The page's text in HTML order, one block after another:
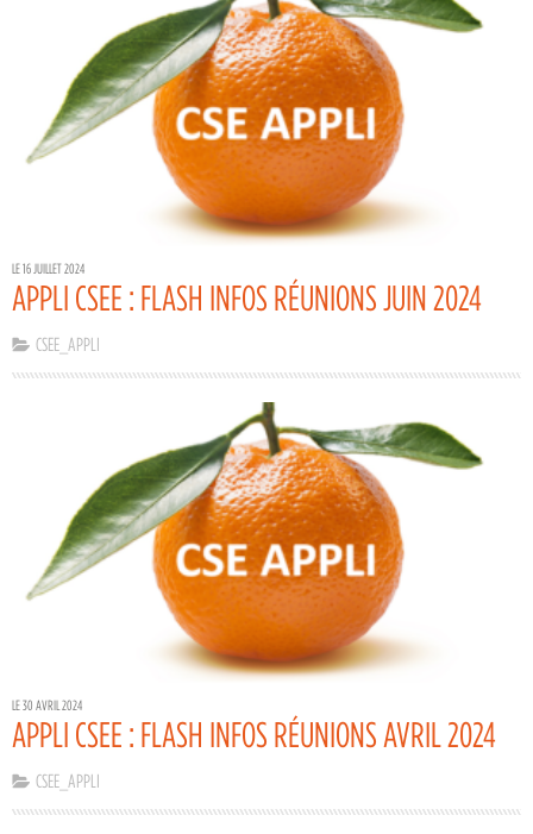
LE 16 JUILLET 2024
APPLI CSEE : FLASH INFOS RÉUNIONS JUIN 2024
CSEE_APPLI
LE 30 AVRIL 2024
APPLI CSEE : FLASH INFOS RÉUNIONS AVRIL 2024
CSEE_APPLI